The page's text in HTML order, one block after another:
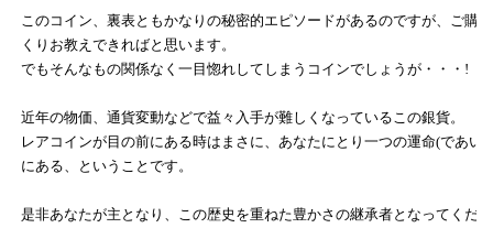
このコイン、裏表ともかなりの秘密的エピソードがあるのですが、ご購
くりお教えできればと思います。
でもそんなもの関係なく一目惚れしてしまうコインでしょうが・・・!
近年の物価、通貨変動などで益々入手が難しくなっているこの銀貨。
レアコインが目の前にある時はまさに、あなたにとり一つの運命(であい)
にある、ということです。
是非あなたが主となり、この歴史を重ねた豊かさの継承者となってくだ